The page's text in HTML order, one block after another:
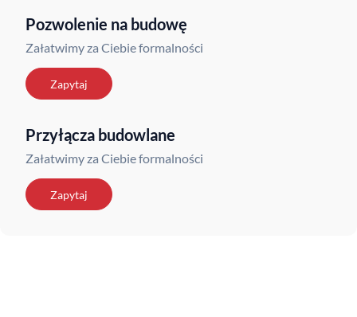
Pozwolenie na budowę
Załatwimy za Ciebie formalności
Zapytaj
Przyłącza budowlane
Załatwimy za Ciebie formalności
Zapytaj